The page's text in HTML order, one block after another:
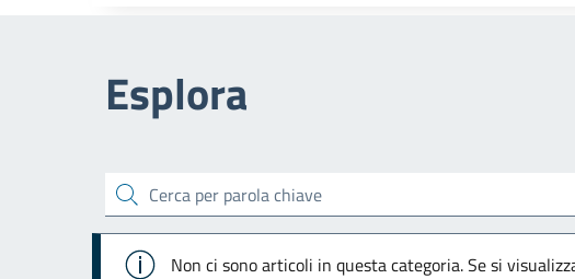
Esplora
cerca
Info
Non ci sono articoli in questa categoria. Se si